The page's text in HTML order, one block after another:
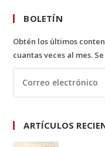
BOLETÍN
Obtén los últimos
cuantas veces al mes.
ARTÍCULOS